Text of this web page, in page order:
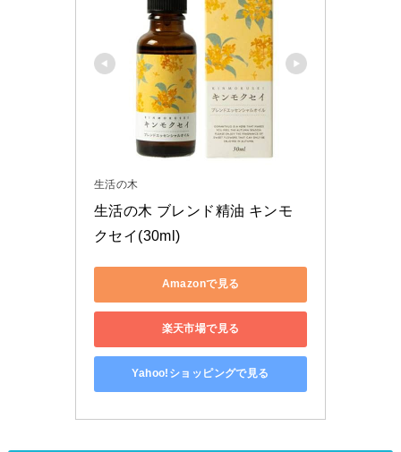
生活の木
生活の木 ブレンド精油 キンモ
クセイ(30ml)
Amazonで見る
楽天市場で見る
Yahoo!ショッピングで見る